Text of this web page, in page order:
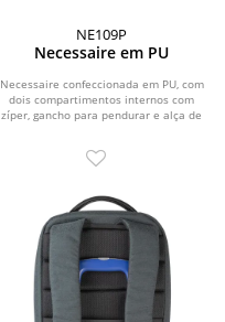
NE109P
Necessaire em PU
Necessaire confeccionada em PU, com
dois compartimentos internos com
zíper, gancho para pendurar e alça de